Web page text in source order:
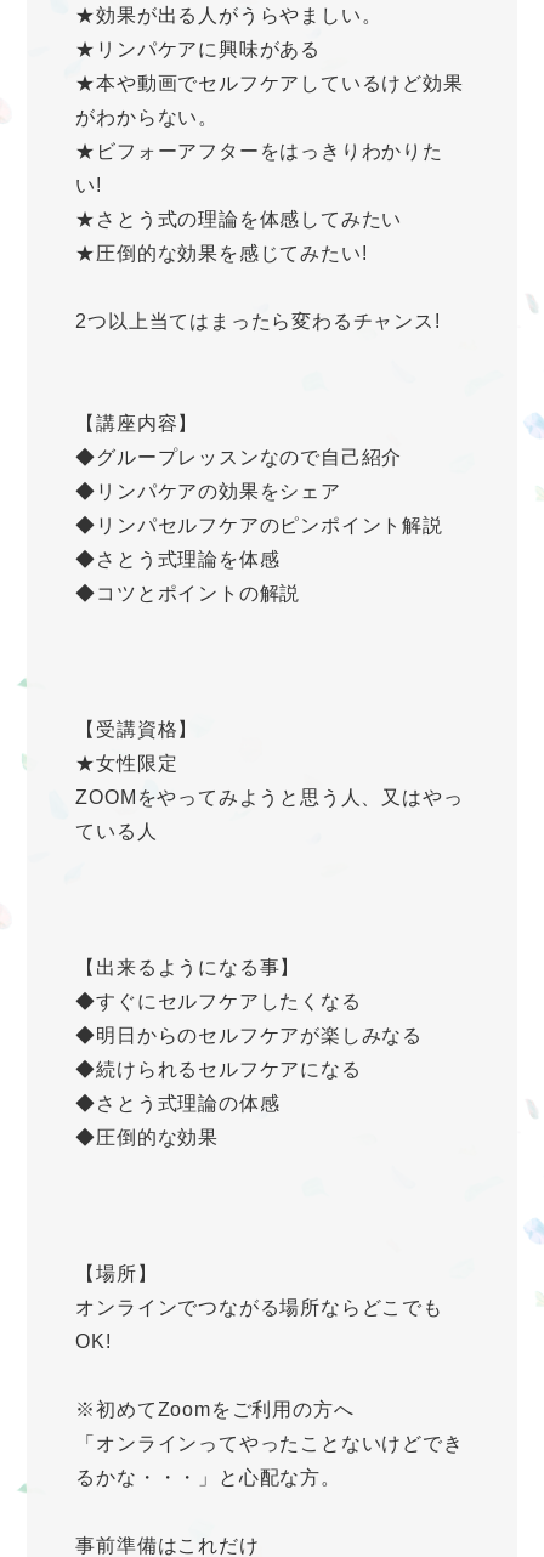
★効果が出る人がうらやましい。
★リンパケアに興味がある
★本や動画でセルフケアしているけど効果
がわからない。
★ビフォーアフターをはっきりわかりた
い!
★さとう式の理論を体感してみたい
★圧倒的な効果を感じてみたい!
2つ以上当てはまったら変わるチャンス!
【講座内容】
◆グループレッスンなので自己紹介
◆リンパケアの効果をシェア
◆リンパセルフケアのピンポイント解説
◆さとう式理論を体感
◆コツとポイントの解説
【受講資格】
★女性限定
ZOOMをやってみようと思う人、又はやっ
ている人
【出来るようになる事】
◆すぐにセルフケアしたくなる
◆明日からのセルフケアが楽しみなる
◆続けられるセルフケアになる
◆さとう式理論の体感
◆圧倒的な効果
【場所】
オンラインでつながる場所ならどこでも
OK!
※初めてZoomをご利用の方へ
「オンラインってやったことないけどでき
るかな・・・」と心配な方。
事前準備はこれだけ